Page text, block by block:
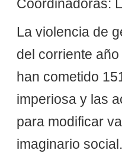
Coordinadoras:
La violencia de
del corriente
han cometido
imperiosa y las
para modificar
imaginario